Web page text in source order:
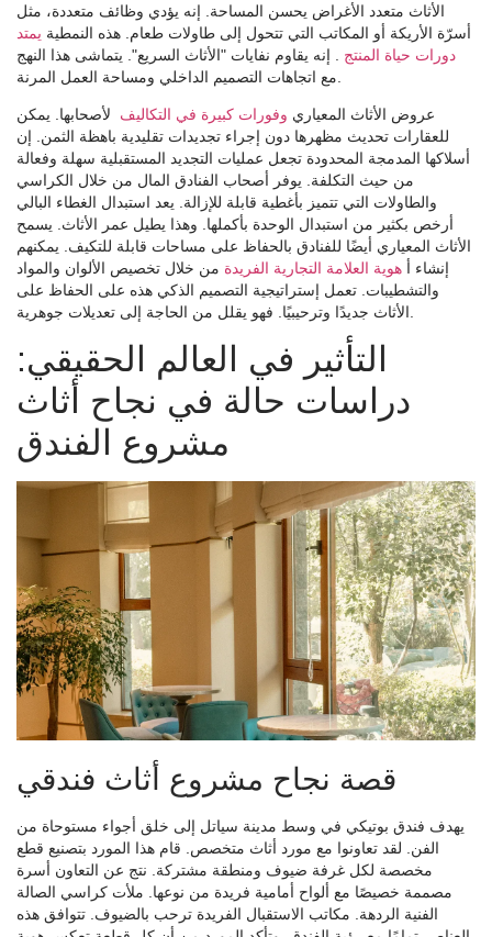
الأثاث متعدد الأغراض يحسن المساحة. إنه يؤدي وظائف متعددة، مثل
أسرّة الأريكة أو المكاتب التي تتحول إلى طاولات طعام. هذه النمطية يمتد
دورات حياة المنتج
. إنه يقاوم نفايات "الأثاث السريع". يتماشى هذا النهج
عروض الأثاث المعياري وفورات كبيرة في التكاليف
لأصحابها. يمكن
للعقارات تحديث مظهرها دون إجراء تجديدات تقليدية باهظة الثمن. إن
أسلاكها المدمجة المحدودة تجعل عمليات التجديد المستقبلية سهلة وفعالة
من حيث التكلفة. يوفر أصحاب الفنادق المال من خلال الكراسي
والطاولات التي تتميز بأغطية قابلة للإزالة. يعد استبدال الغطاء البالي
أرخص بكثير من استبدال الوحدة بأكملها. وهذا يطيل عمر الأثاث. يسمح
الأثاث المعياري أيضًا للفنادق بالحفاظ على مساحات قابلة للتكيف. يمكنهم
إنشاء أ هوية العلامة التجارية الفريدة من خلال تخصيص الألوان والمواد
والتشطيبات. تعمل إستراتيجية التصميم الذكي هذه على الحفاظ على
التأثير في العالم الحقيقي:
دراسات حالة في نجاح أثاث
مشروع الفندق
قصة نجاح مشروع أثاث فندقي
يهدف فندق بوتيكي في وسط مدينة سياتل إلى خلق أجواء مستوحاة من
الفن. لقد تعاونوا مع مورد أثاث متخصص. قام هذا المورد بتصنيع قطع
مخصصة لكل غرفة ضيوف ومنطقة مشتركة. نتج عن التعاون أسرة
مصممة خصيصًا مع ألواح أمامية فريدة من نوعها. ملأت كراسي الصالة
الفنية الردهة. مكاتب الاستقبال الفريدة ترحب بالضيوف. تتوافق هذه